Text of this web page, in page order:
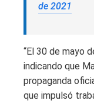
de 2021
“El 30 de mayo
indicando que
propaganda
que impulsó